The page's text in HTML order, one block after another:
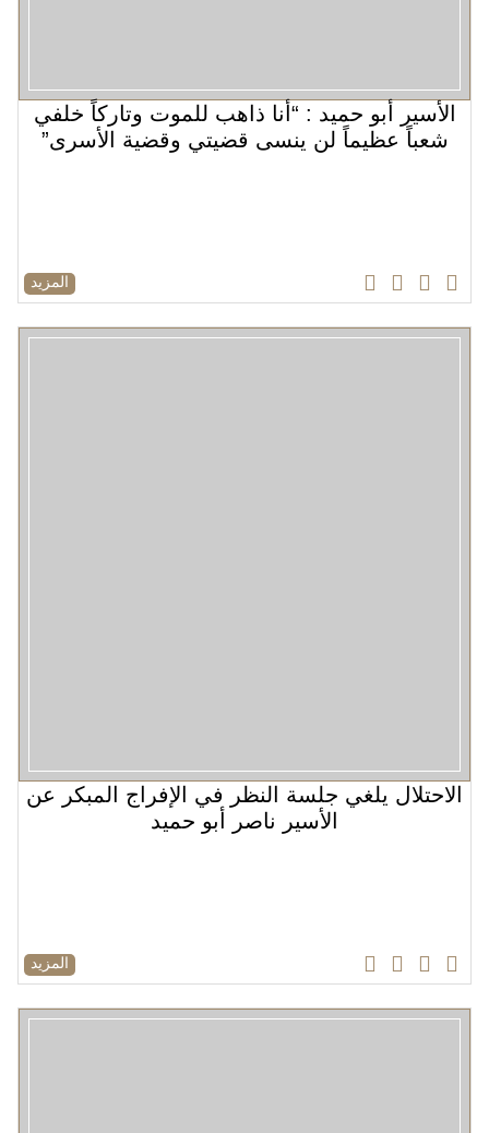
الأسير أبو حميد : “أنا ذاهب للموت وتاركاً خلفي
شعباً عظيماً لن ينسى قضيتي وقضية الأسرى”
المزيد
الاحتلال يلغي جلسة النظر في الإفراج المبكر عن
الأسير ناصر أبو حميد
المزيد